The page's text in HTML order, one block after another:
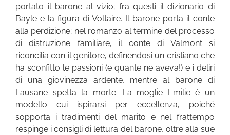
portato il barone al vizio; fra questi il dizionario di
Bayle e la figura di Voltaire. Il barone porta il conte
alla perdizione; nel romanzo al termine del processo
di distruzione familiare, il conte di Valmont si
riconcilia con il genitore, definendosi un cristiano che
ha sconfitto le passioni (e quante ne aveva!) e i deliri
di una giovinezza ardente, mentre al barone di
Lausane spetta la morte. La moglie Emilie è un
modello cui ispirarsi per eccellenza, poiché
sopporta i tradimenti del marito e nel frattempo
respinge i consigli di lettura del barone, oltre alla sue